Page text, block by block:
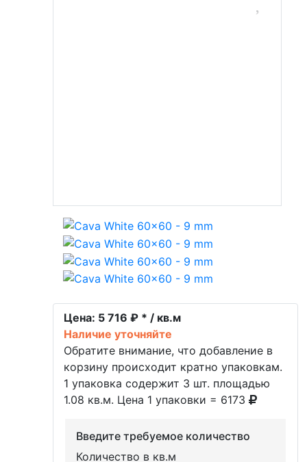
Цена: 5 716 ₽ * / кв.м
Наличие уточняйте
Обратите внимание, что добавление в
корзину происходит кратно упаковкам.
1 упаковка содержит 3 шт. площадью
1.08 кв.м. Цена 1 упаковки = 6173
Введите требуемое количество
Количество в кв.м